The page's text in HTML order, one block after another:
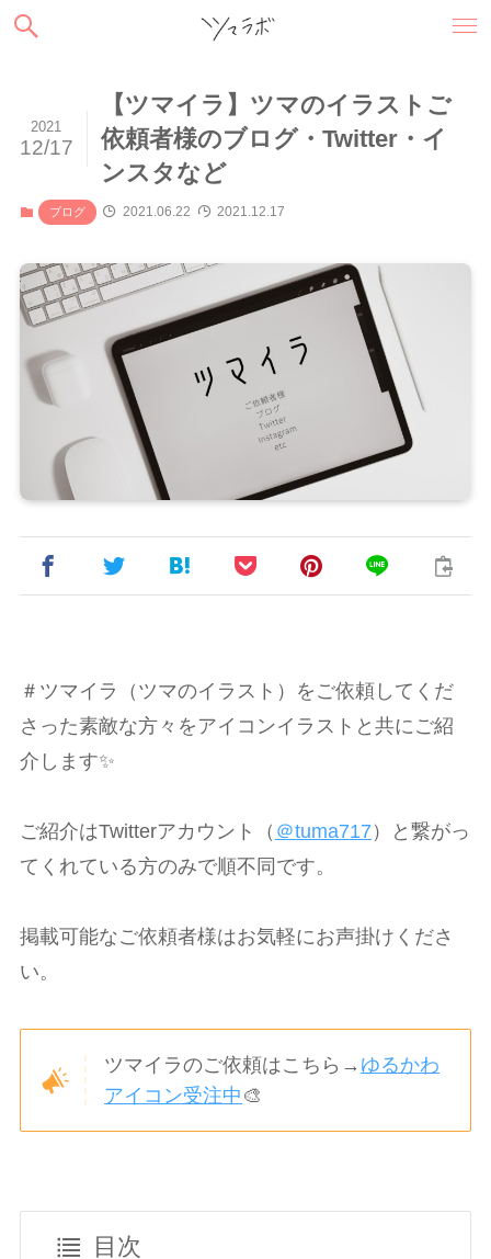
【ツマイラ】ツマのイラストご
依頼者様のブログ・Twitter・イ
ンスタなど
2021
12/17
ブログ 2021.06.22 2021.12.17
＃ツマイラ（ツマのイラスト）をご依頼してくだ
さった素敵な方々をアイコンイラストと共にご紹
介します✨
ご紹介はTwitterアカウント（ ＠tuma717 ）と繋がっ
てくれている方のみで順不同です。
掲載可能なご依頼者様はお気軽にお声掛けくださ
い。
ツマイラのご依頼はこちら→ ゆるかわ
アイコン受注中 🎨
目次